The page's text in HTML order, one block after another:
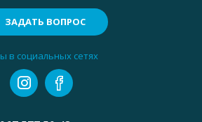
ЗАДАТЬ ВОПРОС
в социальных сетях